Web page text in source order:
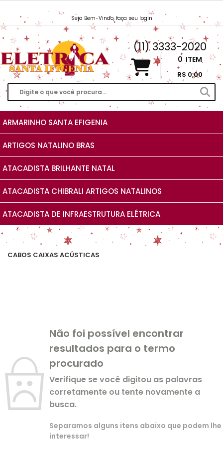
Seja Bem-Vindo, faça seu login
Vendas@EletricaSantaIfigenia.com.br
(11) 3333-2020
0 ITEM
R$ 0,00
ARMARINHO SANTA EFIGENIA
ARTIGOS NATALINO BRAS
ATACADISTA BRILHANTE NATAL
ATACADISTA CHIBRALI ARTIGOS NATALINOS
ATACADISTA DE INFRAESTRUTURA ELÉTRICA
CABOS CAIXAS ACÚSTICAS
Não foi possível encontrar
resultados para o termo
procurado
Verifique se você digitou as palavras
corretamente ou tente novamente a
busca.
Separamos alguns itens abaixo que podem lhe
interessar!